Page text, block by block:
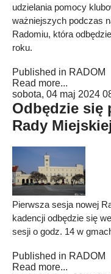
udzielania pomocy
ważniejszych podczas
Radomiu, która
roku.
Published in RADOM
Read more...
sobota, 04 maj 2024
Odbędzie się
Rady Miejskiej
Pierwsza sesja nowej
kadencji odbędzie się
sesji o godz. 14 w
Published in RADOM
Read more...